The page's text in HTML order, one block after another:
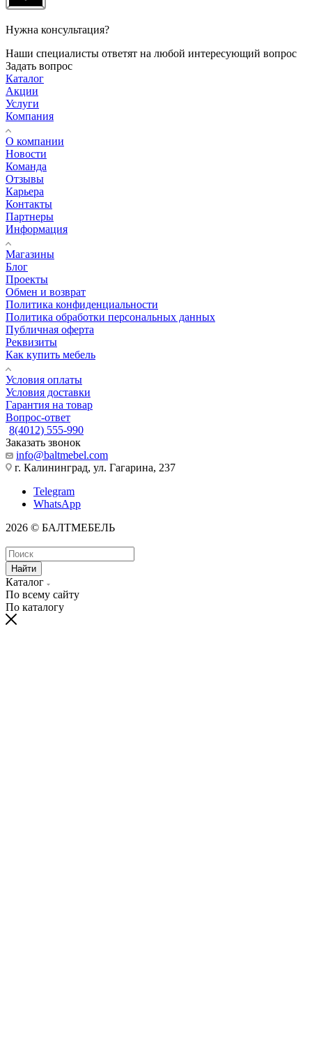
Нужна консультация?
Наши специалисты ответят на любой интересующий вопрос
Задать вопрос
Каталог
Акции
Услуги
Компания
О компании
Новости
Команда
Отзывы
Карьера
Контакты
Партнеры
Информация
Магазины
Блог
Проекты
Обмен и возврат
Политика конфиденциальности
Политика обработки персональных данных
Публичная оферта
Реквизиты
Как купить мебель
Условия оплаты
Условия доставки
Гарантия на товар
Вопрос-ответ
8(4012) 555-990
Заказать звонок
info@baltmebel.com
г. Калининград, ул. Гагарина, 237
Telegram
WhatsApp
2026 © БАЛТМЕБЕЛЬ
Найти
Каталог
По всему сайту
По каталогу